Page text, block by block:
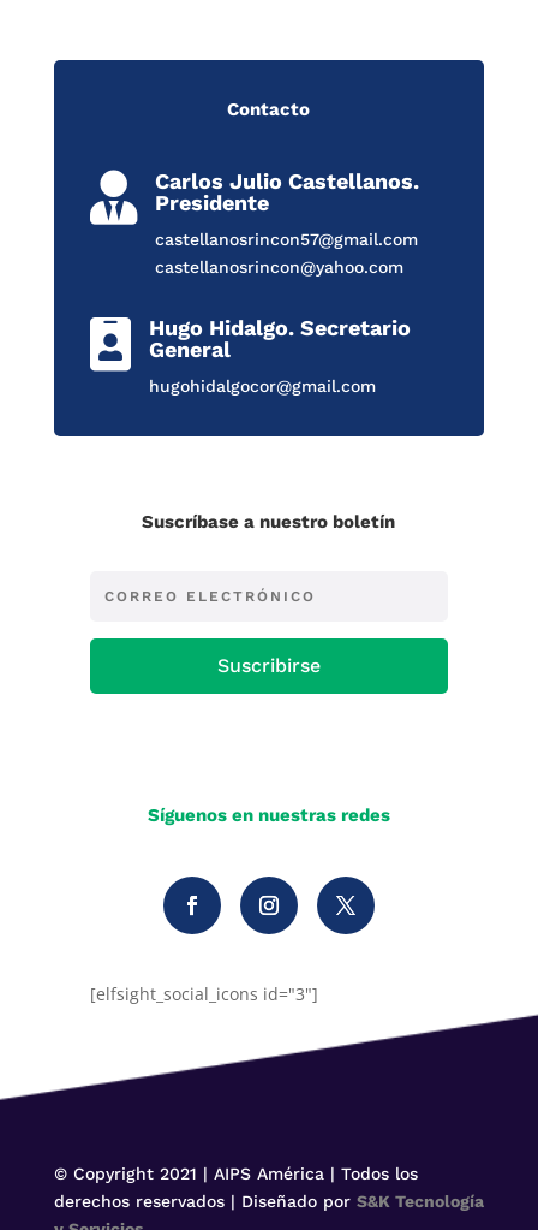
Contacto

Carlos Julio Castellanos.
Presidente
castellanosrincon57@gmail.com
castellanosrincon@yahoo.com

Hugo Hidalgo. Secretario
General
hugohidalgocor@gmail.com
Suscríbase a nuestro boletín
Suscribirse
Síguenos en nuestras redes
[elfsight_social_icons id="3"]
© Copyright 2021 | AIPS América | Todos los
derechos reservados | Diseñado por S&K Tecnología